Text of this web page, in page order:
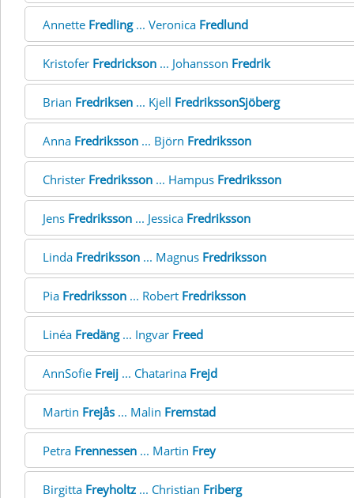
Annette Fredling... Veronica Fredlund
Kristofer Fredrickson ... Johansson Fredrik
Brian Fredriksen ... Kjell FredrikssonSjöberg
Anna Fredriksson ... Björn Fredriksson
Christer Fredriksson ... Hampus Fredriksson
Jens Fredriksson ... Jessica Fredriksson
Linda Fredriksson ... Magnus Fredriksson
Pia Fredriksson ... Robert Fredriksson
Linéa Fredäng... Ingvar Freed
AnnSofie Freij ... Chatarina Frejd
Martin Frejås ... Malin Fremstad
Petra Frennessen ... Martin Frey
Birgitta Freyholtz ... Christian Friberg